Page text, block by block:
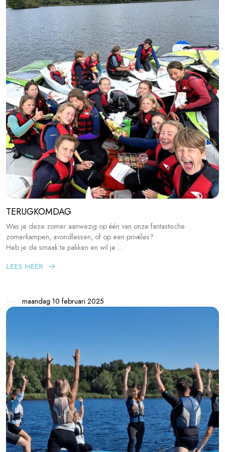
TERUGKOMDAG
Was je deze zomer aanwezig op één van onze fantastische
zomerkampen, avondlessen, of op een privéles?
Heb je de smaak te pakken en wil je ...
LEES MEER
maandag 10 februari 2025